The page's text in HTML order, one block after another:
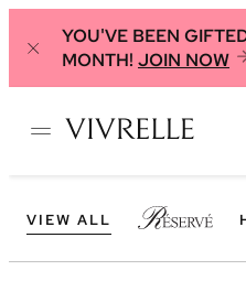
YOU'VE BEEN
MONTH! JOIN NOW
VIEW ALL